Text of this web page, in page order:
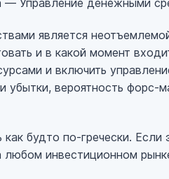
— Управление денежными
является
и в какой момент
и включить
вероятность форс-
будто по-гречески.
любом инвестиционном